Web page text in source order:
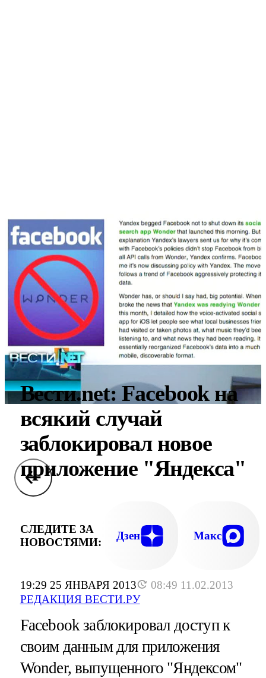
19:29 25 ЯНВАРЯ 2013
08:49 11.02.2013
РЕДАКЦИЯ ВЕСТИ.РУ
Вести.net: Facebook на
всякий случай
заблокировал новое
приложение "Яндекса"
СЛЕДИТЕ ЗА
НОВОСТЯМИ:
Дзен Макс
Facebook заблокировал доступ к
своим данным для приложения
Wonder, выпущенного "Яндексом"